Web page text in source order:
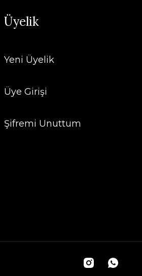
Üyelik
Yeni Üyelik
Üye Girişi
Şifremi Unuttum